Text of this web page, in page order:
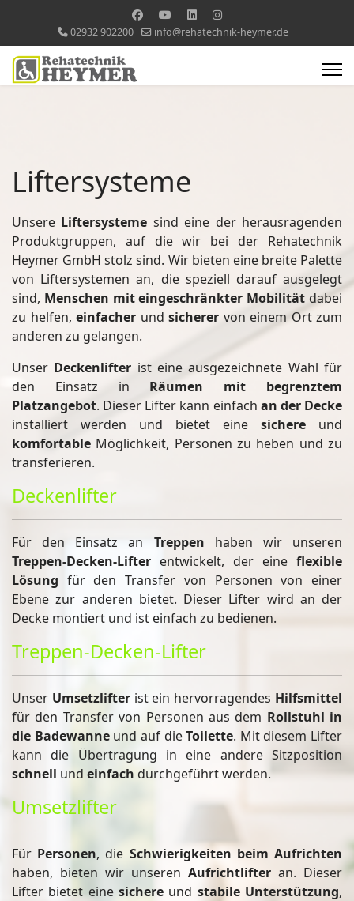
02932 902200 info@rehatechnik-heymer.de
Liftersysteme
Unsere Liftersysteme sind eine der herausragenden
Produktgruppen, auf die wir bei der Rehatechnik
Heymer GmbH stolz sind. Wir bieten eine breite Palette
von Liftersystemen an, die speziell darauf ausgelegt
sind, Menschen mit eingeschränkter Mobilität dabei
zu helfen, einfacher und sicherer von einem Ort zum
anderen zu gelangen.
Unser Deckenlifter ist eine ausgezeichnete Wahl für
den Einsatz in Räumen mit begrenztem
Platzangebot. Dieser Lifter kann einfach an der Decke
installiert werden und bietet eine sichere und
komfortable Möglichkeit, Personen zu heben und zu
transferieren.
Deckenlifter
Für den Einsatz an Treppen haben wir unseren
Treppen-Decken-Lifter entwickelt, der eine flexible
Lösung für den Transfer von Personen von einer
Ebene zur anderen bietet. Dieser Lifter wird an der
Decke montiert und ist einfach zu bedienen.
Treppen-Decken-Lifter
Unser Umsetzlifterist ein hervorragendes Hilfsmittel
für den Transfer von Personen aus dem Rollstuhl in
die Badewanneund auf dieToilette. Mit diesem Lifter
kann die Übertragung in eine andere Sitzposition
schnell und einfach durchgeführt werden.
Umsetzlifter
Für Personen, die Schwierigkeiten beim Aufrichten
haben, bieten wir unseren Aufrichtlifter an. Dieser
Lifter bietet eine sichere und stabile Unterstützung,